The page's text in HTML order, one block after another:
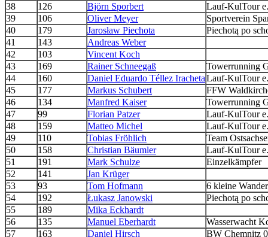
38
126 Björn Sporbert
Lauf-KulTour
39
106 Oliver Meyer
Sportverein
40
179 Jarosław Piechota
Piechotą po
41
143
Andreas Weber
42
103
Vincent Koch
43
169 Rainer Schneegaß
Towerrunning
44
160 Daniel Eduardo Téllez IrachetaLauf-KulTour
45
177 Markus Schubert
FFW
46
134 Manfred Kaiser
Towerrunning
47
99 Florian Patzer
Lauf-KulTour
48
159 Matteo Michel
Lauf-KulTour
49
110 Tobias Fröhlich
Team
50
158 Christian Bäumler
Lauf-KulTour
51
191 Mark Schulze
Einzelkämpfer
52
141
Jan Krüger
53
93 Tom Hofmann
6 kleine
54
192 Łukasz Janowski
Piechotą po
55
189
Mika Eckhardt
56
135 Manuel Eberhardt
Wasserwacht
57
163 Daniel Hirsch
BW Chemnitz